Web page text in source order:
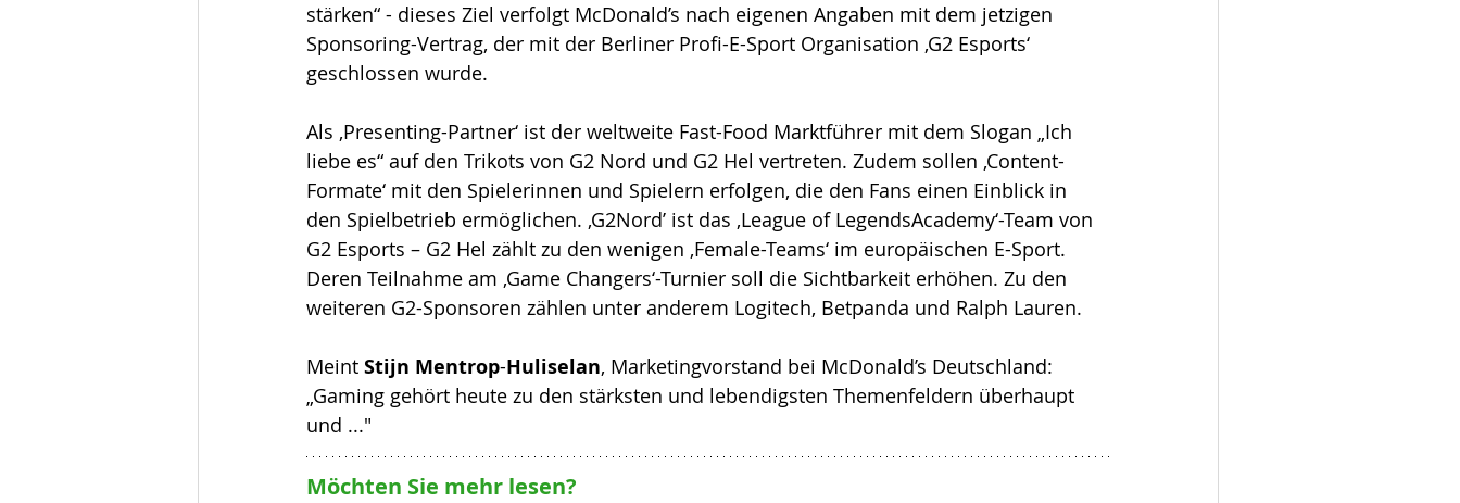
stärken“ - dieses Ziel verfolgt McDonald’s nach eigenen Angaben mit dem jetzigen
Sponsoring-Vertrag, der mit der Berliner Profi-E-Sport Organisation ‚G2 Esports‘
geschlossen wurde.
Als ‚Presenting-Partner‘ ist der weltweite Fast-Food Marktführer mit dem Slogan „Ich
liebe es“ auf den Trikots von G2 Nord und G2 Hel vertreten. Zudem sollen ‚Content-
Formate‘ mit den Spielerinnen und Spielern erfolgen, die den Fans einen Einblick in
den Spielbetrieb ermöglichen. ‚G2Nord’ ist das ‚League of LegendsAcademy‘-Team von
G2 Esports – G2 Hel zählt zu den wenigen ‚Female-Teams‘ im europäischen E-Sport.
Deren Teilnahme am ‚Game Changers‘-Turnier soll die Sichtbarkeit erhöhen. Zu den
weiteren G2-Sponsoren zählen unter anderem Logitech, Betpanda und Ralph Lauren.
Meint Stijn Mentrop-Huliselan, Marketingvorstand bei McDonald’s Deutschland:
„Gaming gehört heute zu den stärksten und lebendigsten Themenfeldern überhaupt
und ..."
Möchten Sie mehr lesen?